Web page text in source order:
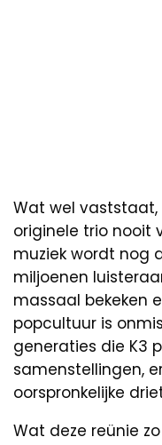
Wat wel
originele trio nooit
muziek wordt nog
miljoenen
massaal bekeken
popcultuur is
generaties die K3
samenstellingen,
oorspronkelijke
Wat deze reünie